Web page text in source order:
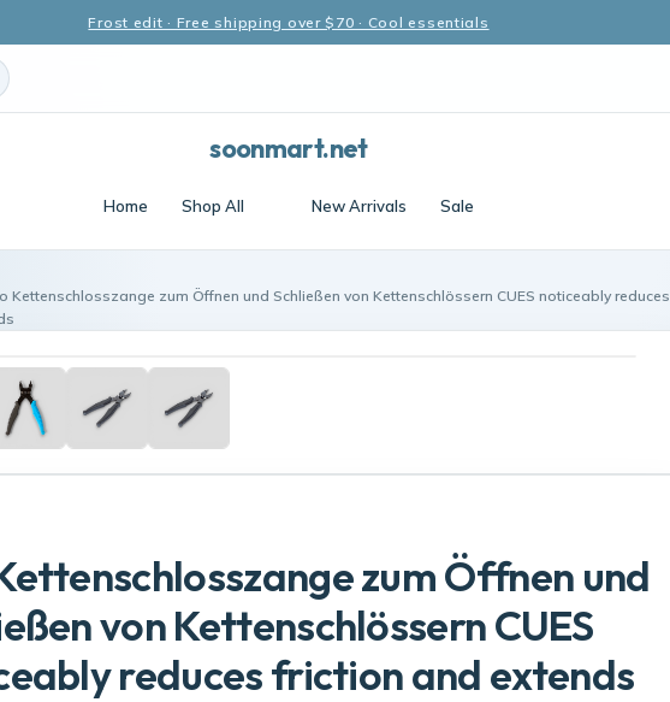
Frost edit · Free shipping over $70 · Cool essentials
soonmart.net
Home Shop All New Arrivals Sale
Kettenschlosszange zum Öffnen und Schließen von Kettenschlössern CUES noticeably reduces
zum Öffnen und
von Kettenschlössern CUES
reduces friction and extends